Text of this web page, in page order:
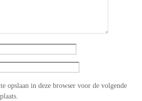
opslaan in deze browser voor de volgende